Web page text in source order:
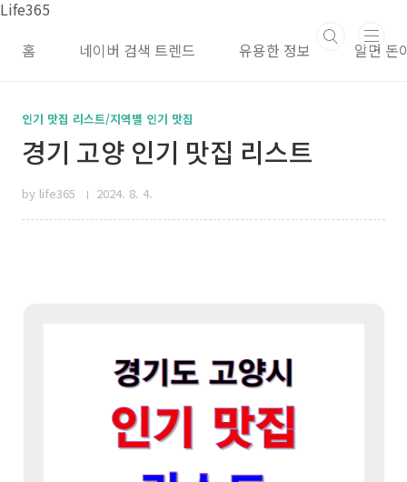
본문 바로가기
Life365
홈
네이버 검색 트렌드 유용한 정보 알면 돈
인기 맛집 리스트/지역별 인기 맛집
경기 고양 인기 맛집 리스트
by life365 2024. 8. 4.